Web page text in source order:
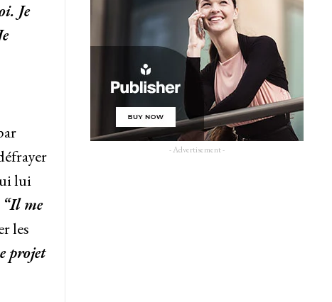
Je
lui
“Il me
les
projet
- Advertisement -